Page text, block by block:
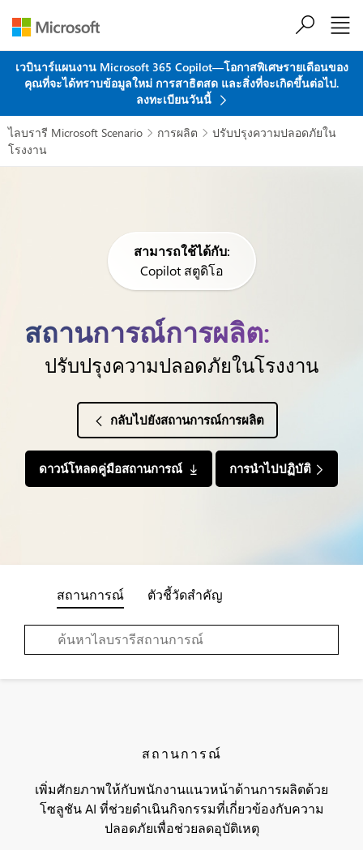
เวบินาร์แผนงาน Microsoft 365 Copilot—โอกาสพิเศษรายเดือนของ
คุณที่จะได้ทราบข้อมูลใหม่ การสาธิตสด และสิ่งที่จะเกิดขึ้นต่อไป.
ลงทะเบียนวันนี้
ไลบรารี Microsoft Scenario  การผลิต  ปรับปรุงความปลอดภัยใน
โรงงาน
สามารถใช้ได้กับ:
Copilot สตูดิโอ
สถานการณ์การผลิต:
ปรับปรุงความปลอดภัยในโรงงาน
กลับไปยังสถานการณ์การผลิต
ดาวน์โหลดคู่มือสถานการณ์ การนำไปปฏิบัติ
สถานการณ์ ตัวชี้วัดสำคัญ
สถานการณ์
เพิ่มศักยภาพให้กับพนักงานแนวหน้าด้านการผลิตด้วย
โซลูชัน AI ที่ช่วยดำเนินกิจกรรมที่เกี่ยวข้องกับความ
ปลอดภัยเพื่อช่วยลดอุบัติเหตุ